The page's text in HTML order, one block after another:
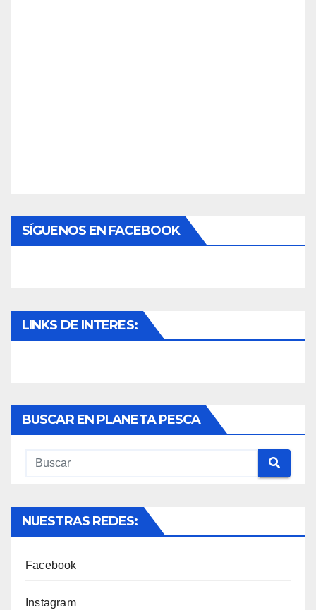
SÍGUENOS EN FACEBOOK
LINKS DE INTERES:
BUSCAR EN PLANETA PESCA
NUESTRAS REDES:
Facebook
Instagram